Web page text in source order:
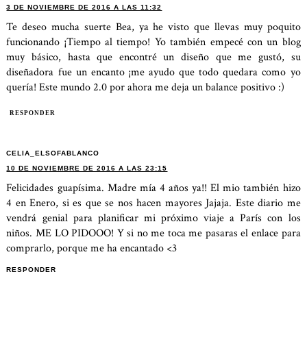
3 DE NOVIEMBRE DE 2016 A LAS 11:32
Te deseo mucha suerte Bea, ya he visto que llevas muy poquito
funcionando ¡Tiempo al tiempo! Yo también empecé con un blog
muy básico, hasta que encontré un diseño que me gustó, su
diseñadora fue un encanto ¡me ayudo que todo quedara como yo
quería! Este mundo 2.0 por ahora me deja un balance positivo :)
RESPONDER
CELIA_ELSOFABLANCO
10 DE NOVIEMBRE DE 2016 A LAS 23:15
Felicidades guapísima. Madre mía 4 años ya!! El mio también hizo
4 en Enero, si es que se nos hacen mayores Jajaja. Este diario me
vendrá genial para planificar mi próximo viaje a París con los
niños. ME LO PIDOOO! Y si no me toca me pasaras el enlace para
comprarlo, porque me ha encantado <3
RESPONDER